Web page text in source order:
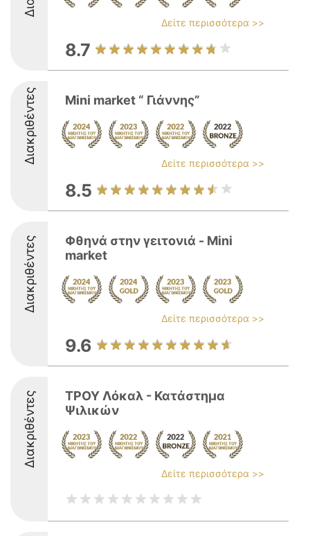
Δείτε περισσότερα >>
8.7
Διακριθέντες Mini market “ Γιάννης”
Δείτε περισσότερα >>
8.5
Διακριθέντες
Φθηνά στην γειτονιά - Mini
market
Δείτε περισσότερα >>
9.6
Διακριθέντες
ΤΡΟΥ Λόκαλ - Κατάστημα
Ψιλικών
Δείτε περισσότερα >>